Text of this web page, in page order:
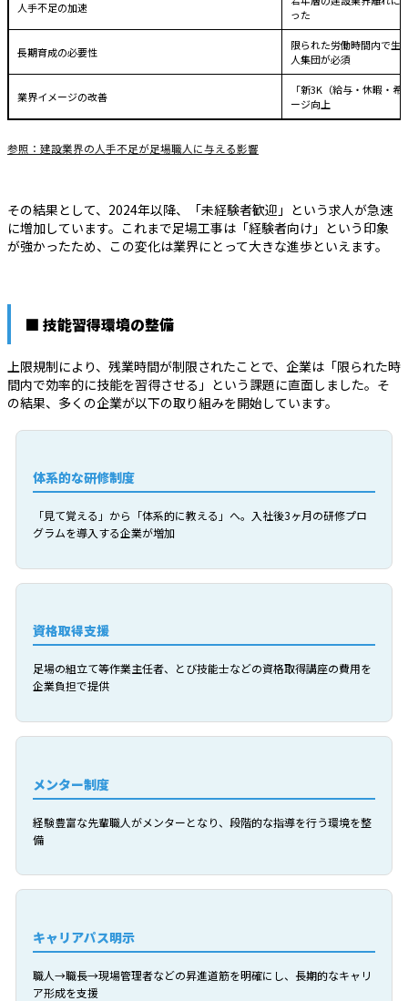
人手不足の加速
った
長期育成の必要性
限られた労働時間内で生
人集団が必須
業界イメージの改善
「新3K（給与・休暇・
ージ向上
参照：建設業界の人手不足が足場職人に与える影響
その結果として、2024年以降、「未経験者歓迎」という求人が急速
に増加しています。これまで足場工事は「経験者向け」という印象
が強かったため、この変化は業界にとって大きな進歩といえます。
■ 技能習得環境の整備
上限規制により、残業時間が制限されたことで、企業は「限られた時
間内で効率的に技能を習得させる」という課題に直面しました。そ
の結果、多くの企業が以下の取り組みを開始しています。
体系的な研修制度
「見て覚える」から「体系的に教える」へ。入社後3ヶ月の研修プロ
グラムを導入する企業が増加
資格取得支援
足場の組立て等作業主任者、とび技能士などの資格取得講座の費用を
企業負担で提供
メンター制度
経験豊富な先輩職人がメンターとなり、段階的な指導を行う環境を整
備
キャリアパス明示
職人→職長→現場管理者などの昇進道筋を明確にし、長期的なキャリ
ア形成を支援